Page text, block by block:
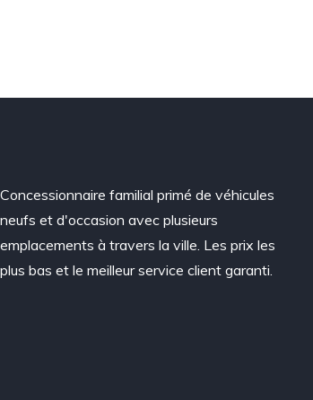
Concessionnaire familial primé de véhicules
neufs et d'occasion avec plusieurs
emplacements à travers la ville. Les prix les
plus bas et le meilleur service client garanti.